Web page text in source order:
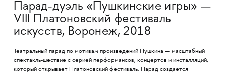
Парад-дуэль «Пушкинские игры» —
VIII Платоновский фестиваль
искусств, Воронеж, 2018
Театральный парад по мотивам произведений Пушкина — масштабный
спектакль-шествие с серией перформансов, концертов и инсталляций,
который открывает Платоновский фестиваль. Парад создается